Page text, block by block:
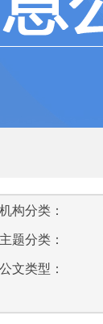
机构分类：
主题分类：
公文类型：